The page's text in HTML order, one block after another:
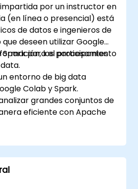
por un instructor en
(en línea o presencial) está
de datos e ingenieros de
deseen utilizar Google
Spark para el procesamiento
los participantes
entorno de big data
Colab y Spark.
grandes conjuntos de
eficiente con Apache
data en un entorno
Spark con herramientas
nube.